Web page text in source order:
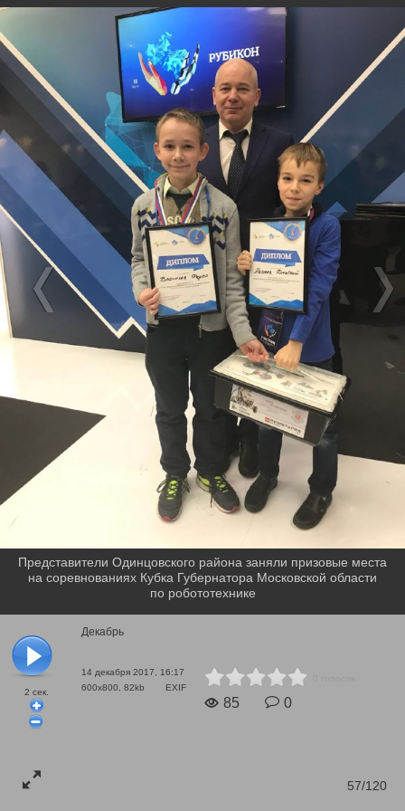
2 сек.
Декабрь
14 декабря 2017, 16:17
600x800, 82kb
EXIF
85 0
57/120
Представители Одинцовского района заняли призовые места
на соревнованиях Кубка Губернатора Московской области
по робототехнике